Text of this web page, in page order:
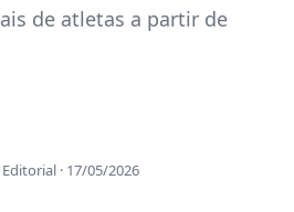
de atletas a partir de
Editorial · 17/05/2026